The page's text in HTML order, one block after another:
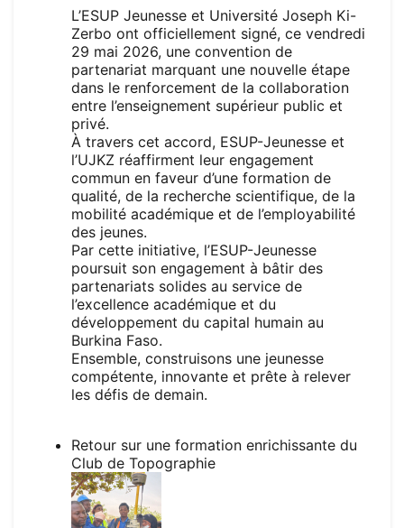
L’ESUP Jeunesse et Université Joseph Ki-
Zerbo ont officiellement signé, ce vendredi
29 mai 2026, une convention de
partenariat marquant une nouvelle étape
dans le renforcement de la collaboration
entre l’enseignement supérieur public et
privé.
À travers cet accord, ESUP-Jeunesse et
l’UJKZ réaffirment leur engagement
commun en faveur d’une formation de
qualité, de la recherche scientifique, de la
mobilité académique et de l’employabilité
des jeunes.
Par cette initiative, l’ESUP-Jeunesse
poursuit son engagement à bâtir des
partenariats solides au service de
l’excellence académique et du
développement du capital humain au
Burkina Faso.
Ensemble, construisons une jeunesse
compétente, innovante et prête à relever
les défis de demain.
Retour sur une formation enrichissante du
Club de Topographie